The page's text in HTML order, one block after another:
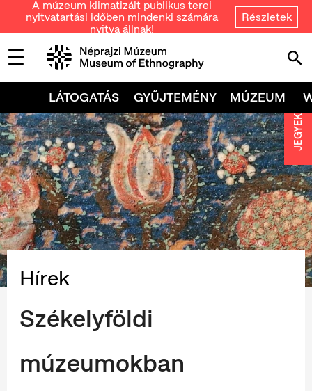
A múzeum klimatizált publikus terei
nyitvatartási időben mindenki számára
nyitva állnak!
Részletek
LÁTOGATÁS GYŰJTEMÉNY MÚZEUM
Hírek
Székelyföldi
múzeumokban
JEGYEK